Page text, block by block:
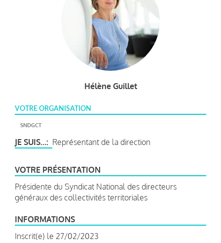
Hélène Guillet
VOTRE ORGANISATION
SNDGCT
JE SUIS... Représentant de la direction
VOTRE PRÉSENTATION
Présidente du Syndicat National des directeurs
généraux des collectivités territoriales
INFORMATIONS
Inscrit(e) le 27/02/2023